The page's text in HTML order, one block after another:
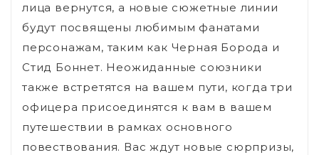
лица вернутся, а новые сюжетные линии
будут посвящены любимым фанатами
персонажам, таким как Черная Борода и
Стид Боннет. Неожиданные союзники
также встретятся на вашем пути, когда три
офицера присоединятся к вам в вашем
путешествии в рамках основного
повествования. Вас ждут новые сюрпризы,